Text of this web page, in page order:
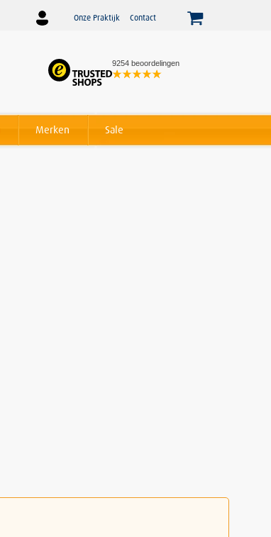
Onze Praktijk Contact
9254 beoordelingen
WinnaarBeslist Webshop
Award voor beste service!
Merken Sale